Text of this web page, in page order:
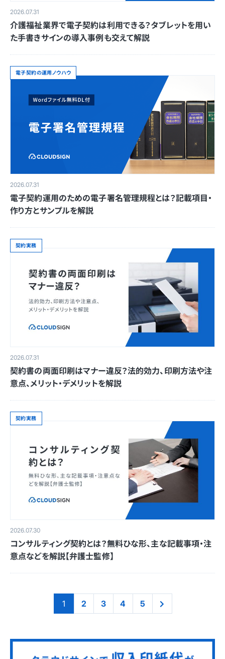
2026.07.31
介護福祉業界で電子契約は利用できる？タブレットを用い
た手書きサインの導入事例も交えて解説
電子契約の運用ノウハウ
2026.07.31
電子契約運用のための電子署名管理規程とは？記載項目・
作り方とサンプルを解説
契約実務
2026.07.31
契約書の両面印刷はマナー違反？法的効力、印刷方法や注
意点、メリット・デメリットを解説
契約実務
2026.07.30
コンサルティング契約とは？無料ひな形、主な記載事項・注
意点などを解説【弁護士監修】
1 2 3 4 5